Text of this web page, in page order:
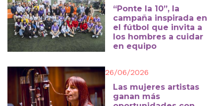
“Ponte la 10”, la
campaña inspirada en
el fútbol que invita a
los hombres a cuidar
en equipo
26/06/2026
Las mujeres artistas
ganan más